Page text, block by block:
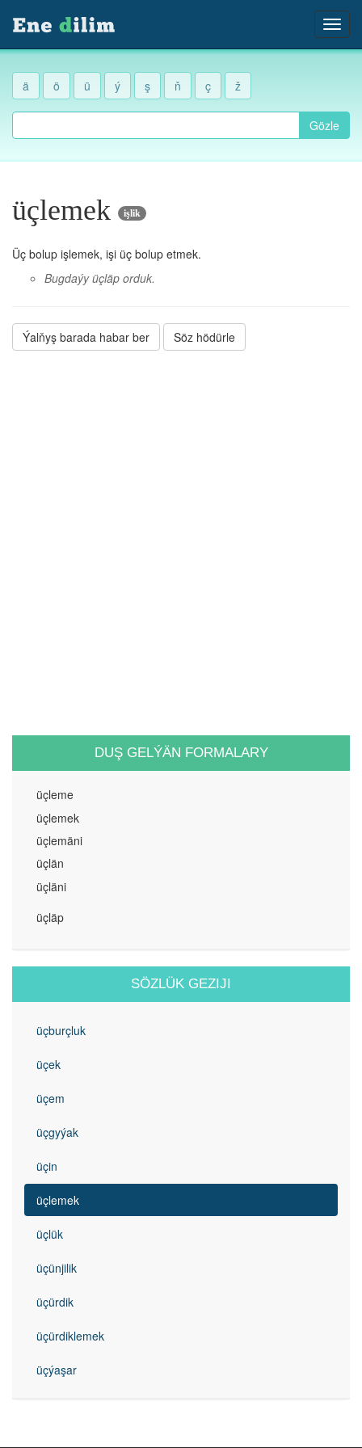
ä ö ü ý ş ň ç ž
Gözle
üçlemek işlik
Üç bolup işlemek, işi üç bolup etmek.
Bugdaýy üçläp orduk.
Ýalňyş barada habar ber Söz hödürle
DUŞ GELÝÄN FORMALARY
üçleme
üçlemek
üçlemäni
üçlän
üçläni
üçläp
SÖZLÜK GEZIJI
üçburçluk
üçek
üçem
üçgyýak
üçin
üçlemek
üçlük
üçünjilik
üçürdik
üçürdiklemek
üçýaşar